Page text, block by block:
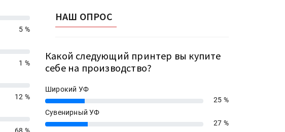
5 %
1 %
12 %
НАШ ОПРОС
Какой следующий принтер вы купите
себе на производство?
Широкий УФ
25%
25 %
Сувенирный УФ
27%
27 %